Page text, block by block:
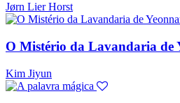
Jørn Lier Horst
O Mistério da Lavandaria de
Kim Jiyun